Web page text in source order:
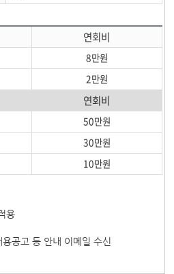
연회비
8만원
2만원
연회비
50만원
30만원
10만원
용
공고 등 안내 이메일 수신